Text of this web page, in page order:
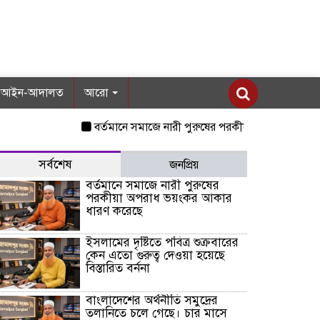
আইন-আদালত আরো
বর্তমানে সমাজে নারী পুরুষের পরকীয়া অপরাধ ভয়ংকর
সর্বশেষ জনপ্রিয়
বর্তমানে সমাজে নারী পুরুষের
পরকীয়া অপরাধ ভয়ংকর আকার
ধারণ করেছে
ইসলামের দৃষ্টিতে পবিত্র শুক্রবারের
কেন এতো গুরুত্ব দেওয়া হয়েছে
বিস্তারিত বর্ননা
বাংলাদেশের অর্থনীতি সমুদ্রের
তলানিতে চলে গেছে। চার মাসে